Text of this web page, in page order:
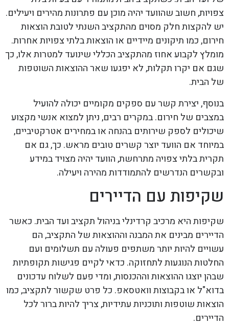
צפויות, חשוב שהוועד יהיה מוכן עם פתרונות מהירים ויעילים.
יש להקצות חלק מסוים מהתקציב השנתי לטובת הוצאות
חירום, כמו תיקונים מיידיים או הוצאות בלתי צפויות אחרות.
מומלץ לקבוע אחוז מהתקציב הכללי שינועד למטרות אלו, כך
שגם אם יקרו תקלות, לא יפגעו שאר ההוצאות השוטפות
של הבית.
בנוסף, יצירת קשר עם ספקים מקומיים יכולה להועיל
במצבים של חירום. במקרים רבים, ניתן למצוא אנשי מקצוע
שיכולים לספק שירותים בהנחה או במחירים אטרקטיביים,
במיוחד אם הוועד יוצר קשרים טובים מראש. כך, גם אם
תקרית בלתי צפויה מתרחשת, הוועד יהיה מצויד במידע
ובקשרים הנדרשים להתמודדות מהירה ויעילה.
שקיפות עם הדיירים
שקיפות היא מרכיב קרדינלי בניהול תקציב ועד הבית. כאשר
הדיירים מבינים את המבנה וההוצאות של התקציב, הם
עשויים להיות יותר משתפים פעולה עם תשלומים ועם
החלטות הנוגעות לתחזוקה. כדאי לקיים פגישות תקופתיות
שבהן יוצגו ההוצאות וההכנסות, ומדי פעם לשלוח עדכונים
בדוא"ל או בקבוצות וואטסאפ. כל פרט שקשור לתקציב, כמו
הוצאות שוטפות ותוכניות עתידיות, צריך להיות ברור לכל
הדיירים.